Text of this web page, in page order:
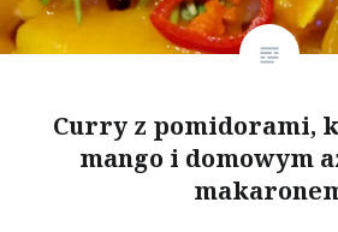
Curry z pomidorami,
mango i domowym